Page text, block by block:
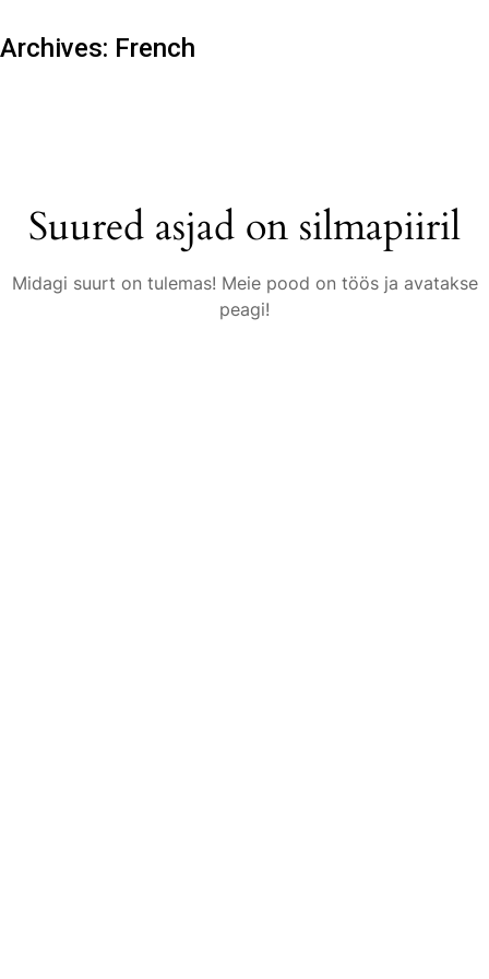
Archives: French
Suured asjad on silmapiiril
Midagi suurt on tulemas! Meie pood on töös ja avatakse
peagi!